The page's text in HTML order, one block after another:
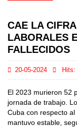
CAE LA
LABORALES
FALLECIDOS
20-05-2024 Hits:
El 2023 murieron 52
jornada de trabajo.
Cuba con respecto
mantuvo estable,